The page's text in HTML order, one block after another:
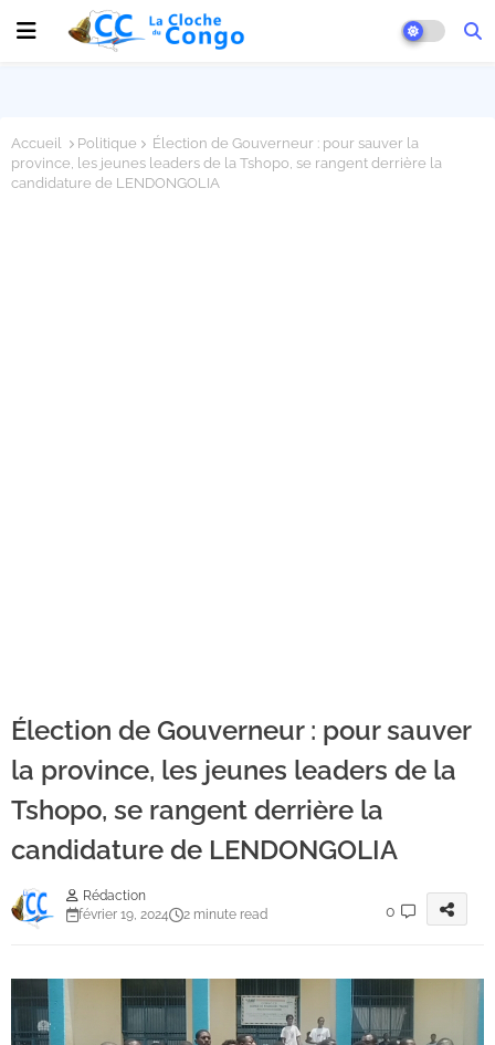
Accueil Politique
Élection de Gouverneur : pour sauver la
province, les jeunes leaders de la Tshopo, se rangent derrière la
candidature de LENDONGOLIA
Élection de Gouverneur : pour sauver
la province, les jeunes leaders de la
Tshopo, se rangent derrière la
candidature de LENDONGOLIA
Rédaction
février 19, 2024
2 minute read 0